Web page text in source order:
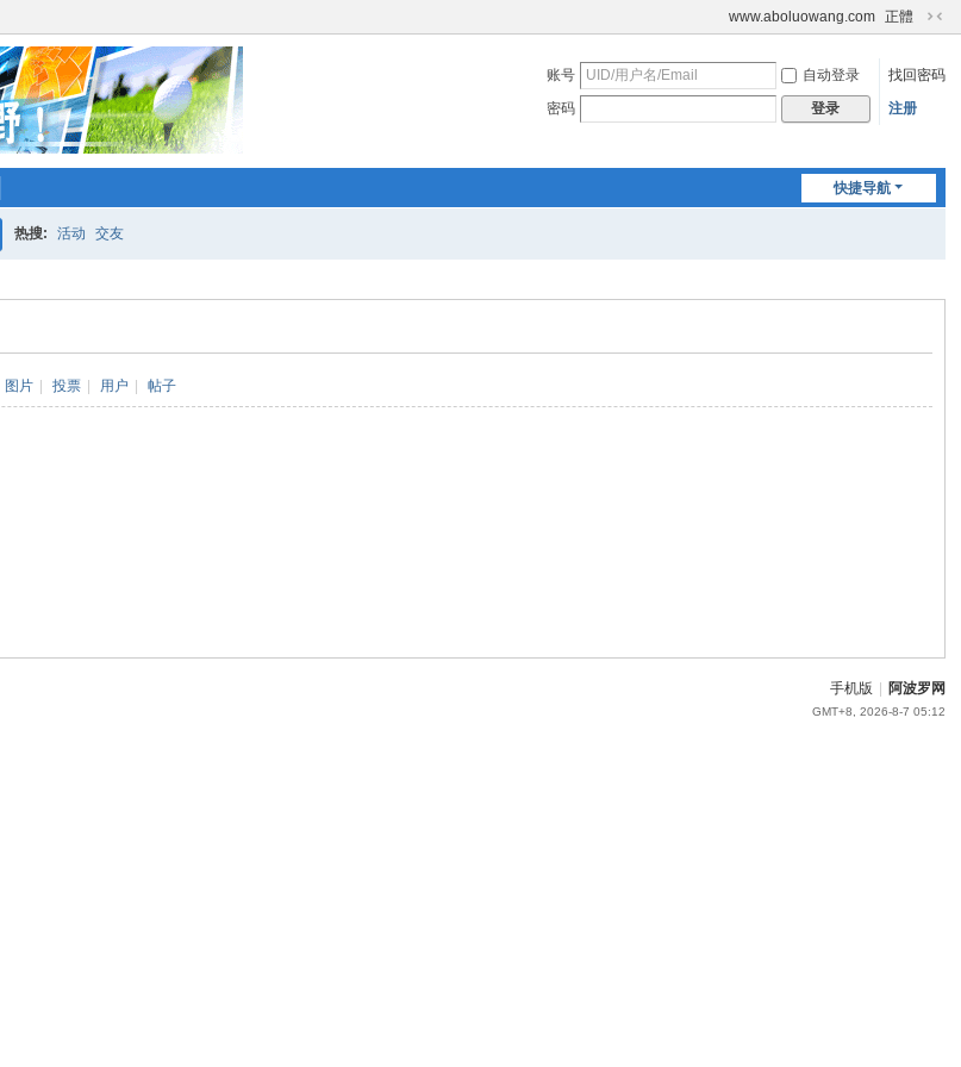
www.aboluowang.com 正體
切
到
账号 自动登录
找回密码
密码
登录 注册
快捷导航
热搜: 活动 交友
图片 投票 用户 帖子
手机版 阿波罗网
GMT+8, 2026-8-7 05:12